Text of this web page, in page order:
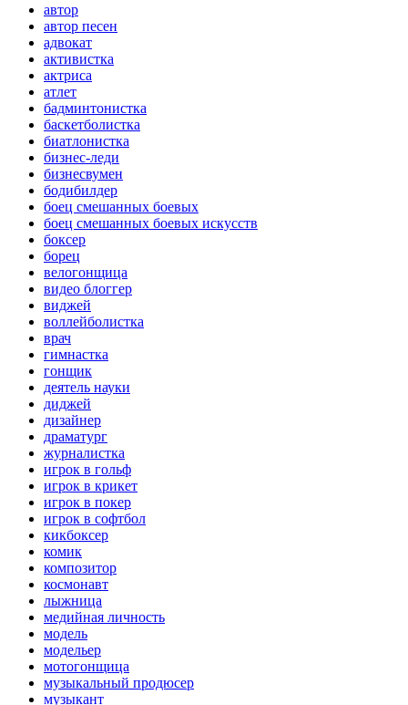
автор
автор песен
адвокат
активистка
актриса
атлет
бадминтонистка
баскетболистка
биатлонистка
бизнес-леди
бизнесвумен
бодибилдер
боец смешанных боевых
боец смешанных боевых искусств
боксер
борец
велогонщица
видео блоггер
виджей
воллейболистка
врач
гимнастка
гонщик
деятель науки
диджей
дизайнер
драматург
журналистка
игрок в гольф
игрок в крикет
игрок в покер
игрок в софтбол
кикбоксер
комик
композитор
космонавт
лыжница
медийная личность
модель
модельер
мотогонщица
музыкальный продюсер
музыкант